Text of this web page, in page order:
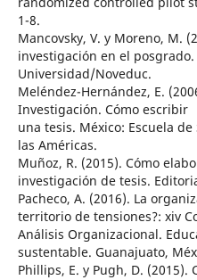
1-8.
Mancovsky, V. y Moreno, M.
investigación en el posgrado.
Universidad/Noveduc.
Meléndez-Hernández, E.
Investigación. Cómo escribir
una tesis. México: Escuela
las Américas.
Muñoz, R. (2015). Cómo
investigación de tesis.
Pacheco, A. (2016). La
territorio de tensiones?: xiv
Análisis Organizacional.
sustentable. Guanajuato,
Phillips, E. y Pugh, D.